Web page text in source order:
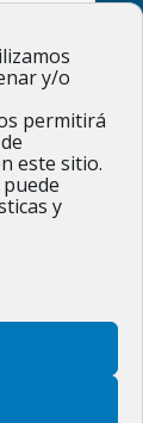
y/o
permitirá
este sitio.
y
» enviarte
si
tus